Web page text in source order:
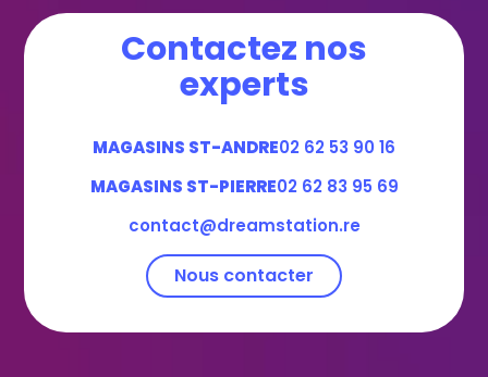
Contactez nos
experts
MAGASINS ST-ANDRE02 62 53 90 16
MAGASINS ST-PIERRE02 62 83 95 69
contact@dreamstation.re
Nous contacter